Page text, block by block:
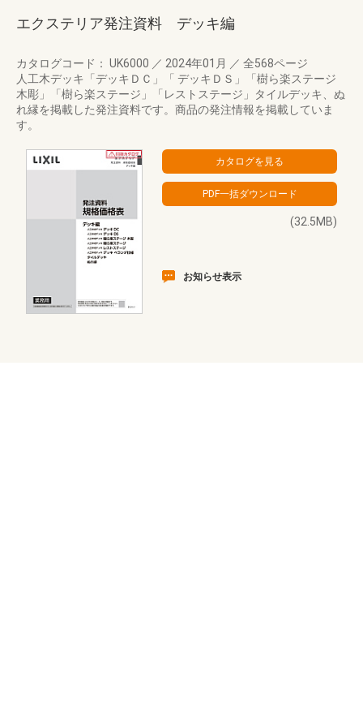
エクステリア発注資料 デッキ編
カタログコード： UK6000 ／ 2024年01月 ／ 全568ページ
人工木デッキ「デッキＤＣ」「 デッキＤＳ」「樹ら楽ステージ
木彫」「樹ら楽ステージ」「レストステージ」タイルデッキ、ぬ
れ縁を掲載した発注資料です。商品の発注情報を掲載していま
す。
(32.5MB)
お知らせ表示